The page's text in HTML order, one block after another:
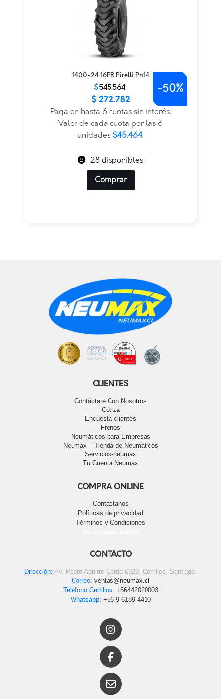
1400-24 16PR Pirelli Pn14
$545.564
original
actual
$ 272.782
Paga en hasta 6 cuotas sin interés.
Valor de cada cuota por las 6
unidades $45.464.
-50%
28 disponibles
Comprar
CLIENTES
Contáctate Con Nosotros
Cotiza
Encuesta clientes
Frenos
Neumáticos para Empresas
Neumax – Tienda de Neumáticos
Servicios-neumax
Tu Cuenta Neumax
COMPRA ONLINE
Contáctanos
Políticas de privacidad
Términos y Condiciones
CONTACTO
Dirección: Av. Pedro Aguirre Cerda 6929, Cerrillos, Santiago.
Correo: ventas@neumax.cl
Teléfono Cerrillos: +56442020003
Whatsapp: +56 9 6189 4410